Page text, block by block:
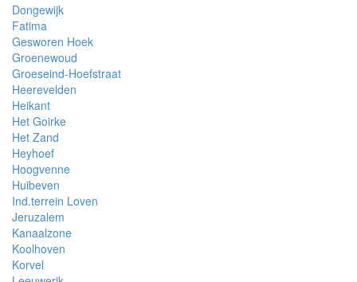
Dongewijk
Fatima
Gesworen Hoek
Groenewoud
Groeseind-Hoefstraat
Heerevelden
Heikant
Het Goirke
Het Zand
Heyhoef
Hoogvenne
Huibeven
Ind.terrein Loven
Jeruzalem
Kanaalzone
Koolhoven
Korvel